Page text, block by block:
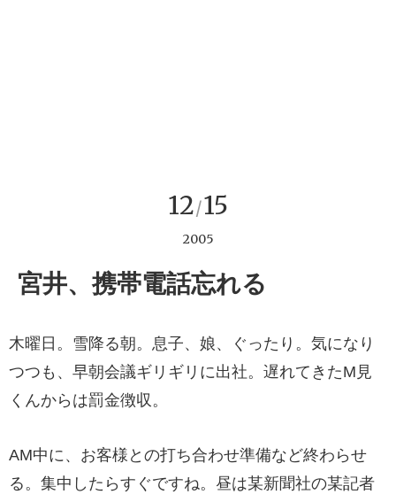
12/15
2005
宮井、携帯電話忘れる
木曜日。雪降る朝。息子、娘、ぐったり。気になり
つつも、早朝会議ギリギリに出社。遅れてきたM見
くんからは罰金徴収。
AM中に、お客様との打ち合わせ準備など終わらせ
る。集中したらすぐですね。昼は某新聞社の某記者